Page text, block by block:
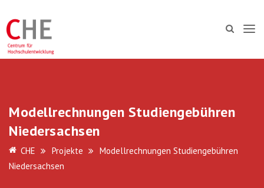
Modellrechnungen Studiengebühren
Niedersachsen
CHE Projekte
Modellrechnungen Studiengebühren
Niedersachsen